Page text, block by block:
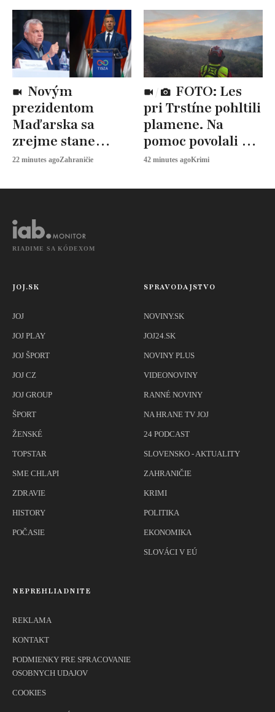
prezidentom
Maďarska sa
zrejme stane
András Baka.
bojkotuje
22 minutes agoZahraničie
pri Trstíne pohltili
plamene. Na
pomoc povolali aj
vrtuľník
42 minutes agoKrimi
RIADIME SA KÓDEXOM
JOJ.SK
JOJ
JOJ PLAY
JOJ ŠPORT
JOJ CZ
JOJ GROUP
ŠPORT
ŽENSKÉ
TOPSTAR
SME CHLAPI
ZDRAVIE
HISTORY
POČASIE
SPRAVODAJSTVO
NOVINY.SK
JOJ24.SK
NOVINY PLUS
VIDEONOVINY
RANNÉ NOVINY
NA HRANE TV JOJ
24 PODCAST
SLOVENSKO - AKTUALITY
ZAHRANIČIE
KRIMI
POLITIKA
EKONOMIKA
SLOVÁCI V EÚ
NEPREHLIADNITE
REKLAMA
KONTAKT
PODMIENKY PRE SPRACOVANIE
OSOBNYCH UDAJOV
COOKIES